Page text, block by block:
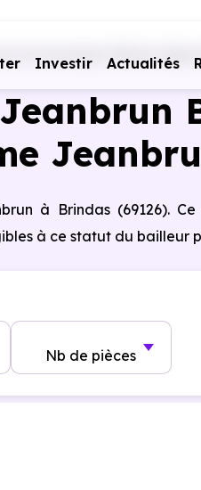
Investir Actualités
en Auvergne-Rhône-Alpes
à Brindas (69126).
à ce statut du bailleur
Nb de pièces